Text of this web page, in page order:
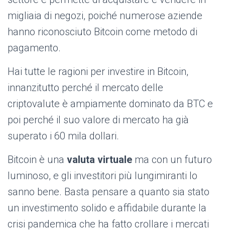
migliaia di negozi, poiché numerose aziende
hanno riconosciuto Bitcoin come metodo di
pagamento.
Hai tutte le ragioni per investire in Bitcoin,
innanzitutto perché il mercato delle
criptovalute è ampiamente dominato da BTC e
poi perché il suo valore di mercato ha già
superato i 60 mila dollari.
Bitcoin è una valuta virtuale ma con un futuro
luminoso, e gli investitori più lungimiranti lo
sanno bene. Basta pensare a quanto sia stato
un investimento solido e affidabile durante la
crisi pandemica che ha fatto crollare i mercati